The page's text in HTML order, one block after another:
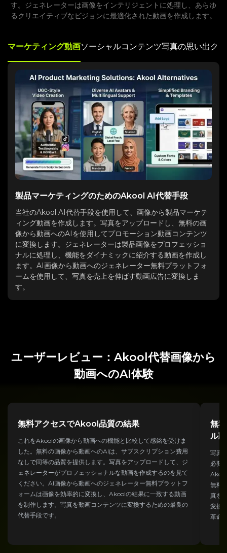
す。ジェネレーターは画像をインテリジェントに処理し、あらゆ
るクリエイティブなビジョンに最適化された動画を作成します。
マーケティング動画ソーシャルコンテンツ写真の思い出 ク
製品マーケティングのためのAkool AI代替手段
当社のAkool AI代替手段を使用して、画像から製品マーケテ
ィング動画を作成します。写真をアップロードし、無料の画
像から動画へのAIを使用してプロモーション動画コンテンツ
に変換します。ジェネレーターは製品画像をプロフェッショ
ナルに処理し、機能をダイナミックに紹介する動画を作成し
ます。AI画像から動画へのジェネレーター無料プラットフォ
ームを使用して、写真を売上を伸ばす動画広告に変換しま
す。
ユーザーレビュー：Akool代替画像から
動画へのAI体験
無料アクセスでAkool品質の結果
これをAkoolの画像から動画への機能と比較して感銘を受けま
した。無料の画像から動画へのAIは、サブスクリプション費用
なしで同等の品質を提供します。写真をアップロードして、ジ
ェネレーターがプロフェッショナルな動画を作成するのを見て
ください。AI画像から動画へのジェネレーター無料プラットフ
ォームは画像を効率的に変換し、Akoolの結果に一致する動画
を制作します。写真を動画コンテンツに変換するための最良の
代替手段です。
無
ル
写真
必要
無料
真を
変換
革命